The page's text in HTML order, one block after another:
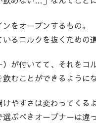
をオープンするもの。
るコルクを抜くための
が付いてて、それをコ
むことができるように
やすさは変わってくるよ
ぶべきオープナーは違